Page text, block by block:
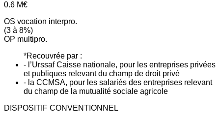
0.6 M€
OS vocation interpro.
(3 à 8%)
OP multipro.
*Recouvrée par :
- l’Urssaf Caisse nationale, pour les entreprises privées
et publiques relevant du champ de droit privé
- la CCMSA, pour les salariés des entreprises relevant
du champ de la mutualité sociale agricole
DISPOSITIF CONVENTIONNEL